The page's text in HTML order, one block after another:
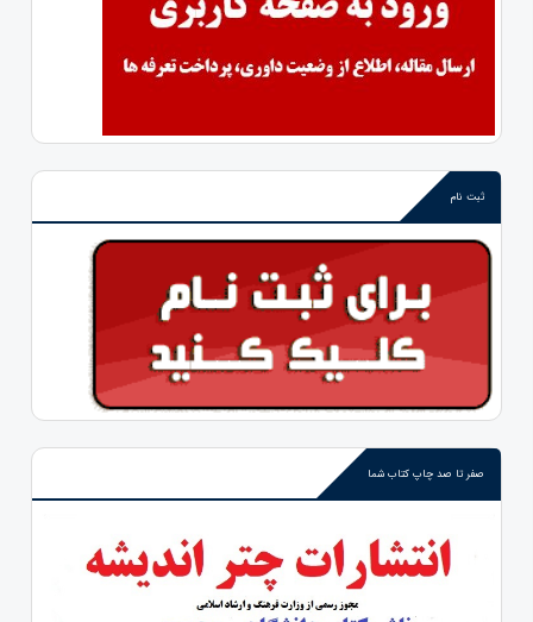
ثبت نام
صفر تا صد چاپ کتاب شما